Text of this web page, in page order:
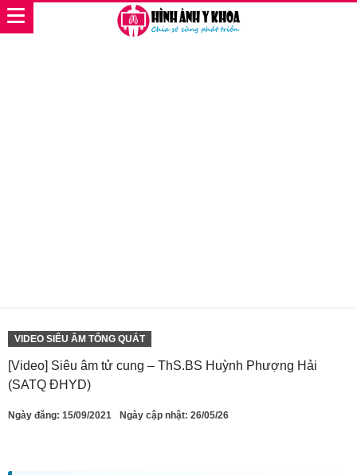
VIDEO SIÊU ÂM TỔNG QUÁT
[Video] Siêu âm tử cung – ThS.BS Huỳnh Phượng Hải
(SATQ ĐHYD)
Ngày đăng: 15/09/2021 Ngày cập nhật: 26/05/26